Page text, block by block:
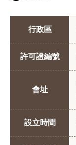
行政區
許可證編號
會址
設立時間